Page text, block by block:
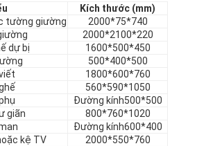
gặp
Kích thước (mm)
tường giường
2000*75*740
2000*2100*220
dự bị
1600*500*450
500*400*500
1800*600*760
560*590*1050
Đường kính500*500
giãn
800*760*1020
Đường kính600*400
kệ TV
2000*550*760